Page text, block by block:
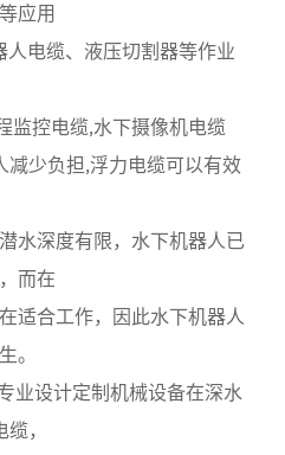
应用
电缆、液压切割器等作业
监控电缆,水下摄像机电缆
少负担,浮力电缆可以有效
水深度有限，水下机器人已
而在
适合工作，因此水下机器人
。
业设计定制机械设备在深水
，